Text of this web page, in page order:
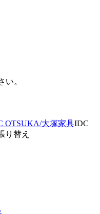
い。
OTSUKA/大塚家具IDC
り替え